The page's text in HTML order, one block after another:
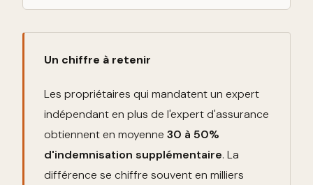
Un chiffre à retenir
Les propriétaires qui mandatent un expert
indépendant en plus de l'expert d'assurance
obtiennent en moyenne 30 à 50%
d'indemnisation supplémentaire. La
différence se chiffre souvent en milliers